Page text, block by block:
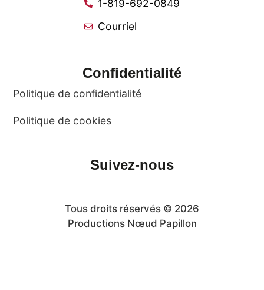
1-819-692-0849
Courriel
Confidentialité
Politique de confidentialité
Politique de cookies
Suivez-nous
Tous droits réservés © 2026
Productions Nœud Papillon